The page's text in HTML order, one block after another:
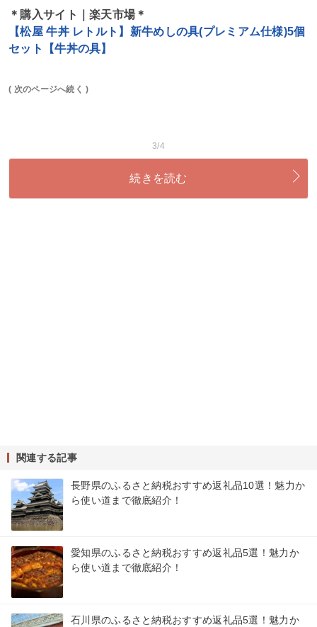
＊購入サイト｜楽天市場＊
【松屋 牛丼 レトルト】新牛めしの具(プレミアム仕様)5個
セット【牛丼の具】
( 次のページへ続く )
3/4
続きを読む
関連する記事
長野県のふるさと納税おすすめ返礼品10選！魅力か
ら使い道まで徹底紹介！
愛知県のふるさと納税おすすめ返礼品5選！魅力か
ら使い道まで徹底紹介！
石川県のふるさと納税おすすめ返礼品5選！魅力か